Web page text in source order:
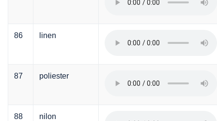
86 linen
87 poliester
88 nilon